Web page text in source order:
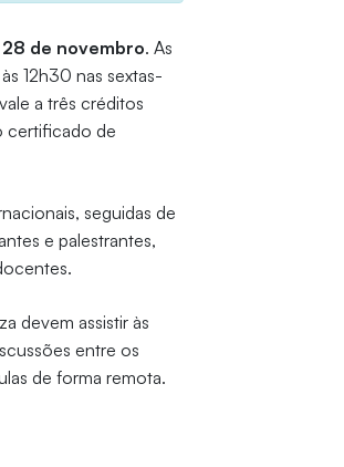
28 de novembro. As
12h30 nas sextas-
a três créditos
certificado de
seguidas de
e palestrantes,
devem assistir às
entre os
de forma remota.